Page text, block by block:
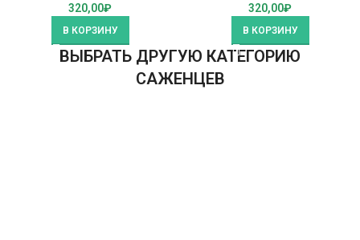
320,00₽
В КОРЗИНУ
320,00₽
В КОРЗИНУ
ВЫБРАТЬ ДРУГУЮ КАТЕГОРИЮ
САЖЕНЦЕВ